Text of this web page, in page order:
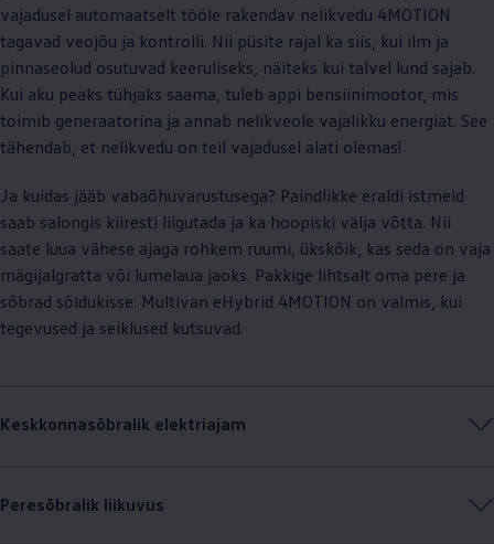
vajadusel automaatselt tööle rakendav nelikvedu 4MOTION
tagavad veojõu ja kontrolli. Nii püsite rajal ka siis, kui ilm ja
pinnaseolud osutuvad keeruliseks, näiteks kui talvel lund sajab.
Kui aku peaks tühjaks saama, tuleb appi bensiinimootor, mis
toimib generaatorina ja annab nelikveole vajalikku energiat. See
tähendab, et nelikvedu on teil vajadusel alati olemas!
Ja kuidas jääb vabaõhuvarustusega? Paindlikke eraldi istmeid
saab salongis kiiresti liigutada ja ka hoopiski välja võtta. Nii
saate luua vähese ajaga rohkem ruumi, ükskõik, kas seda on vaja
mägijalgratta või lumelaua jaoks. Pakkige lihtsalt oma pere ja
sõbrad sõidukisse: Multivan eHybrid 4MOTION on valmis, kui
tegevused ja seiklused kutsuvad.
Keskkonnasõbralik elektriajam
Peresõbralik liikuvus